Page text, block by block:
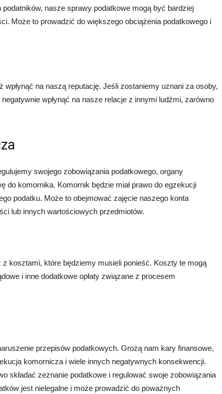
nasze sprawy podatkowe mogą być bardziej
Może to prowadzić do większego obciążenia podatkowego i
na naszą reputację. Jeśli zostaniemy uznani za osoby,
wpłynąć na nasze relacje z innymi ludźmi, zarówno
swojego zobowiązania podatkowego, organy
do komornika. Komornik będzie miał prawo do egzekucji
podatku. Może to obejmować zajęcie naszego konta
lub innych wartościowych przedmiotów.
kosztami, które będziemy musieli ponieść. Koszty te mogą
i inne dodatkowe opłaty związane z procesem
przepisów podatkowych. Grożą nam kary finansowe,
komornicza i wiele innych negatywnych konsekwencji.
składać zeznanie podatkowe i regulować swoje zobowiązania
jest nielegalne i może prowadzić do poważnych